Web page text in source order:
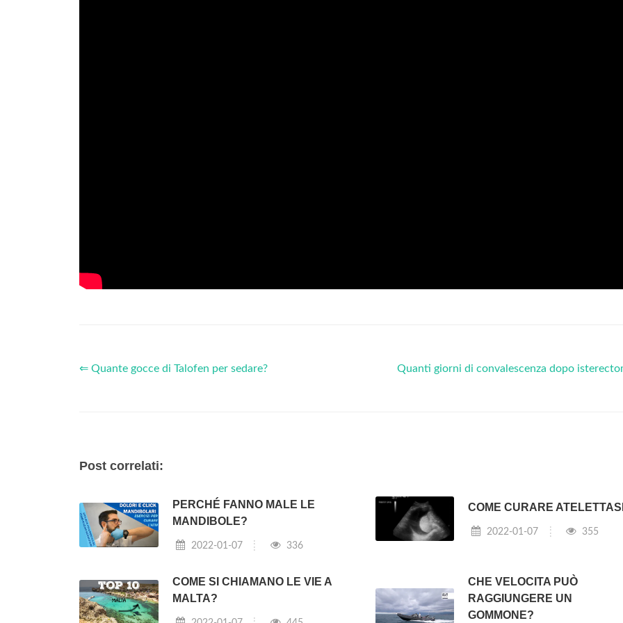
⇐ Quante gocce di Talofen per sedare? Quanti giorni di convalescenza dopo
Post correlati:
PERCHÉ FANNO MALE LE
MANDIBOLE?
2022-01-07 336
COME CURARE
2022-01-07 355
COME SI CHIAMANO LE VIE A
MALTA?
CHE VELOCITA PUÒ
RAGGIUNGERE UN
GOMMONE?